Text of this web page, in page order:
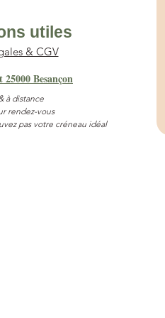
utiles
& CGV
Besançon
à distance
rendez-vous
pas votre créneau idéal